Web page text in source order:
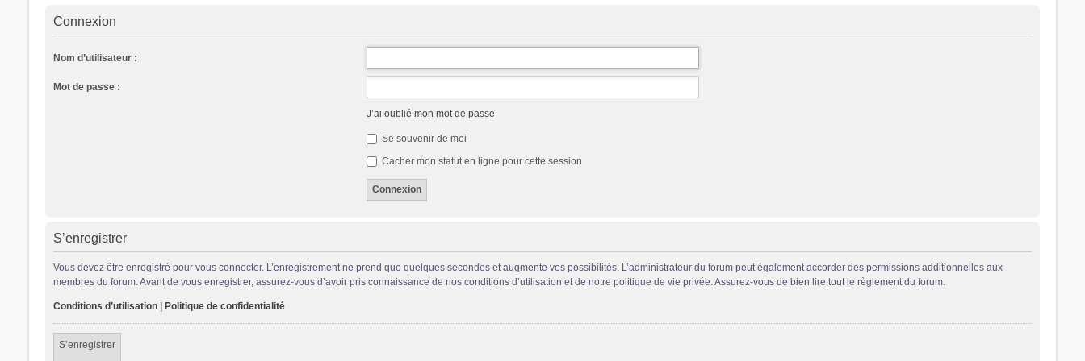
Connexion
Nom d’utilisateur :
Mot de passe :
J’ai oublié mon mot de passe
Se souvenir de moi
Cacher mon statut en ligne pour cette session
S’enregistrer
Vous devez être enregistré pour vous connecter. L’enregistrement ne prend que quelques secondes et augmente vos possibilités. L’administrateur du forum peut également accorder des permissions additionnelles aux
membres du forum. Avant de vous enregistrer, assurez-vous d’avoir pris connaissance de nos conditions d’utilisation et de notre politique de vie privée. Assurez-vous de bien lire tout le règlement du forum.
Conditions d’utilisation| Politique de confidentialité
S’enregistrer